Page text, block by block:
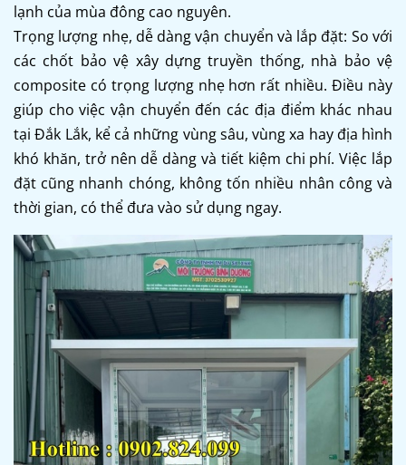
lạnh của mùa đông cao nguyên.
Trọng lượng nhẹ, dễ dàng vận chuyển và lắp đặt: So với
các chốt bảo vệ xây dựng truyền thống, nhà bảo vệ
composite có trọng lượng nhẹ hơn rất nhiều. Điều này
giúp cho việc vận chuyển đến các địa điểm khác nhau
tại Đắk Lắk, kể cả những vùng sâu, vùng xa hay địa hình
khó khăn, trở nên dễ dàng và tiết kiệm chi phí. Việc lắp
đặt cũng nhanh chóng, không tốn nhiều nhân công và
thời gian, có thể đưa vào sử dụng ngay.